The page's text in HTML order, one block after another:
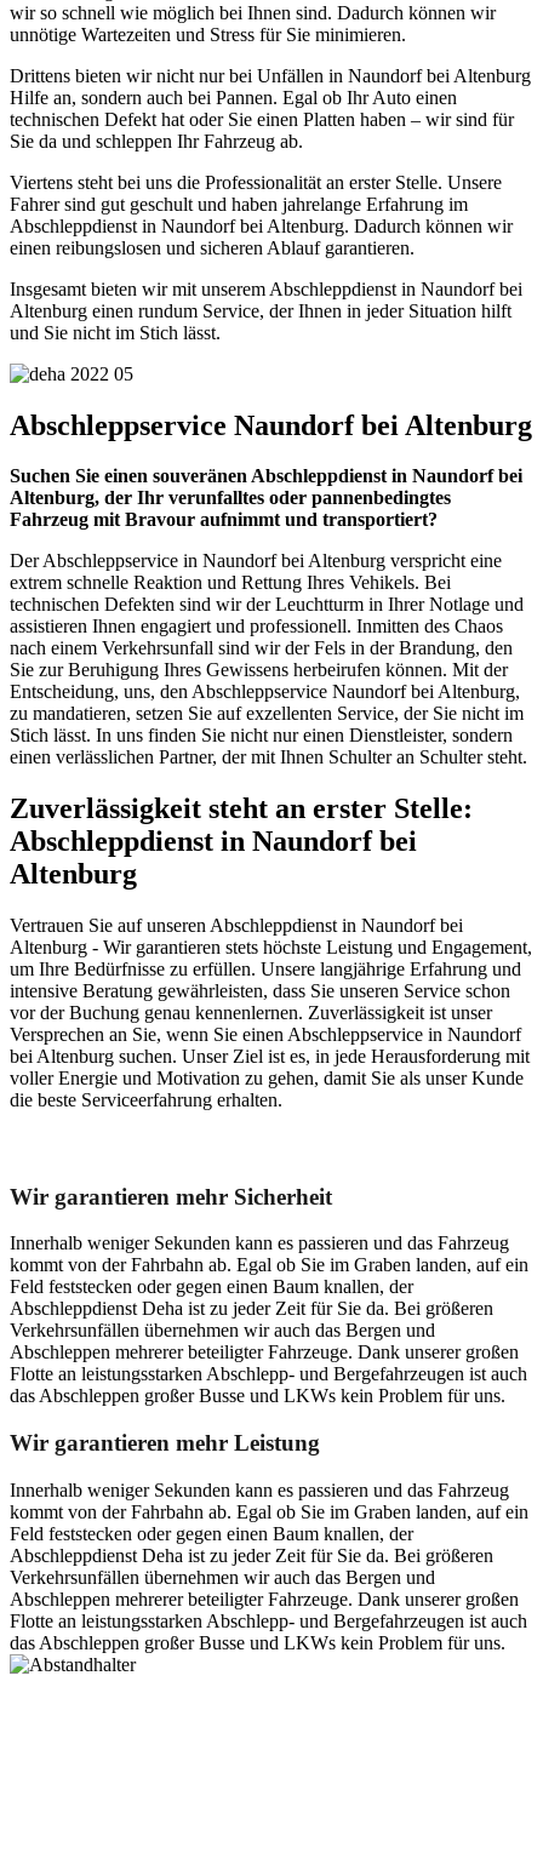
wir so schnell wie möglich bei Ihnen sind. Dadurch können wir
unnötige Wartezeiten und Stress für Sie minimieren.
Drittens bieten wir nicht nur bei Unfällen in Naundorf bei Altenburg
Hilfe an, sondern auch bei Pannen. Egal ob Ihr Auto einen
technischen Defekt hat oder Sie einen Platten haben – wir sind für
Sie da und schleppen Ihr Fahrzeug ab.
Viertens steht bei uns die Professionalität an erster Stelle. Unsere
Fahrer sind gut geschult und haben jahrelange Erfahrung im
Abschleppdienst in Naundorf bei Altenburg. Dadurch können wir
einen reibungslosen und sicheren Ablauf garantieren.
Insgesamt bieten wir mit unserem Abschleppdienst in Naundorf bei
Altenburg einen rundum Service, der Ihnen in jeder Situation hilft
und Sie nicht im Stich lässt.
Abschleppservice Naundorf bei Altenburg
Suchen Sie einen souveränen Abschleppdienst in Naundorf bei
Altenburg, der Ihr verunfalltes oder pannenbedingtes
Fahrzeug mit Bravour aufnimmt und transportiert?
Der Abschleppservice in Naundorf bei Altenburg verspricht eine
extrem schnelle Reaktion und Rettung Ihres Vehikels. Bei
technischen Defekten sind wir der Leuchtturm in Ihrer Notlage und
assistieren Ihnen engagiert und professionell. Inmitten des Chaos
nach einem Verkehrsunfall sind wir der Fels in der Brandung, den
Sie zur Beruhigung Ihres Gewissens herbeirufen können. Mit der
Entscheidung, uns, den Abschleppservice Naundorf bei Altenburg,
zu mandatieren, setzen Sie auf exzellenten Service, der Sie nicht im
Stich lässt. In uns finden Sie nicht nur einen Dienstleister, sondern
einen verlässlichen Partner, der mit Ihnen Schulter an Schulter steht.
Zuverlässigkeit steht an erster Stelle:
Abschleppdienst in Naundorf bei
Altenburg
Vertrauen Sie auf unseren Abschleppdienst in Naundorf bei
Altenburg - Wir garantieren stets höchste Leistung und Engagement,
um Ihre Bedürfnisse zu erfüllen. Unsere langjährige Erfahrung und
intensive Beratung gewährleisten, dass Sie unseren Service schon
vor der Buchung genau kennenlernen. Zuverlässigkeit ist unser
Versprechen an Sie, wenn Sie einen Abschleppservice in Naundorf
bei Altenburg suchen. Unser Ziel ist es, in jede Herausforderung mit
voller Energie und Motivation zu gehen, damit Sie als unser Kunde
die beste Serviceerfahrung erhalten.
Wir garantieren mehr Sicherheit
Innerhalb weniger Sekunden kann es passieren und das Fahrzeug
kommt von der Fahrbahn ab. Egal ob Sie im Graben landen, auf ein
Feld feststecken oder gegen einen Baum knallen, der
Abschleppdienst Deha ist zu jeder Zeit für Sie da. Bei größeren
Verkehrsunfällen übernehmen wir auch das Bergen und
Abschleppen mehrerer beteiligter Fahrzeuge. Dank unserer großen
Flotte an leistungsstarken Abschlepp- und Bergefahrzeugen ist auch
das Abschleppen großer Busse und LKWs kein Problem für uns.
Wir garantieren mehr Leistung
Innerhalb weniger Sekunden kann es passieren und das Fahrzeug
kommt von der Fahrbahn ab. Egal ob Sie im Graben landen, auf ein
Feld feststecken oder gegen einen Baum knallen, der
Abschleppdienst Deha ist zu jeder Zeit für Sie da. Bei größeren
Verkehrsunfällen übernehmen wir auch das Bergen und
Abschleppen mehrerer beteiligter Fahrzeuge. Dank unserer großen
Flotte an leistungsstarken Abschlepp- und Bergefahrzeugen ist auch
das Abschleppen großer Busse und LKWs kein Problem für uns.